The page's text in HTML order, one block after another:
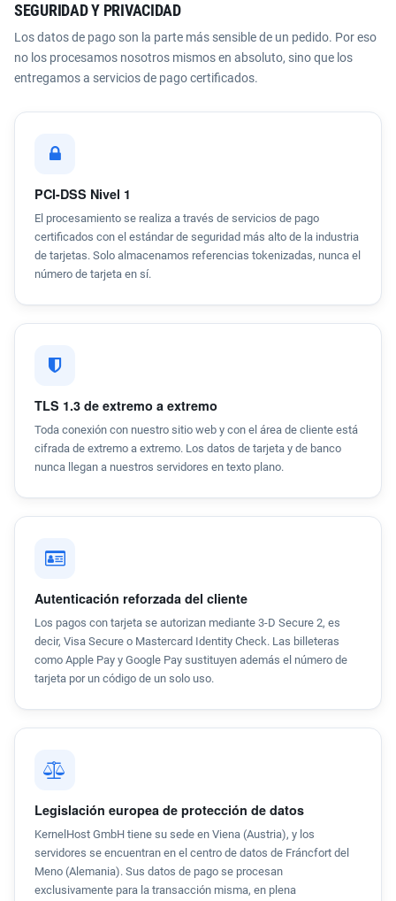
SEGURIDAD Y PRIVACIDAD
Los datos de pago son la parte más sensible de un pedido. Por eso
no los procesamos nosotros mismos en absoluto, sino que los
entregamos a servicios de pago certificados.
PCI-DSS Nivel 1
El procesamiento se realiza a través de servicios de pago
certificados con el estándar de seguridad más alto de la industria
de tarjetas. Solo almacenamos referencias tokenizadas, nunca el
número de tarjeta en sí.
TLS 1.3 de extremo a extremo
Toda conexión con nuestro sitio web y con el área de cliente está
cifrada de extremo a extremo. Los datos de tarjeta y de banco
nunca llegan a nuestros servidores en texto plano.
Autenticación reforzada del cliente
Los pagos con tarjeta se autorizan mediante 3-D Secure 2, es
decir, Visa Secure o Mastercard Identity Check. Las billeteras
como Apple Pay y Google Pay sustituyen además el número de
tarjeta por un código de un solo uso.
Legislación europea de protección de datos
KernelHost GmbH tiene su sede en Viena (Austria), y los
servidores se encuentran en el centro de datos de Fráncfort del
Meno (Alemania). Sus datos de pago se procesan
exclusivamente para la transacción misma, en plena